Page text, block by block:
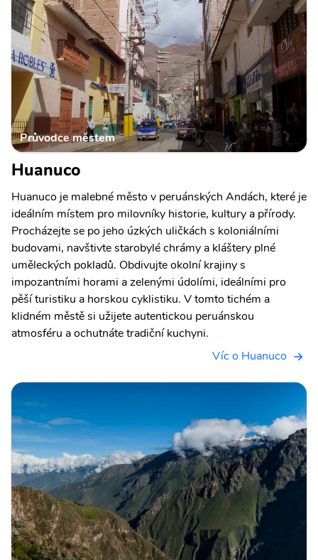
Průvodce městem
Huanuco
Huanuco je malebné město v peruánských Andách, které je
ideálním místem pro milovníky historie, kultury a přírody.
Procházejte se po jeho úzkých uličkách s koloniálními
budovami, navštivte starobylé chrámy a kláštery plné
uměleckých pokladů. Obdivujte okolní krajiny s
impozantními horami a zelenými údolími, ideálními pro
pěší turistiku a horskou cyklistiku. V tomto tichém a
klidném městě si užijete autentickou peruánskou
atmosféru a ochutnáte tradiční kuchyni.
Víc o Huanuco